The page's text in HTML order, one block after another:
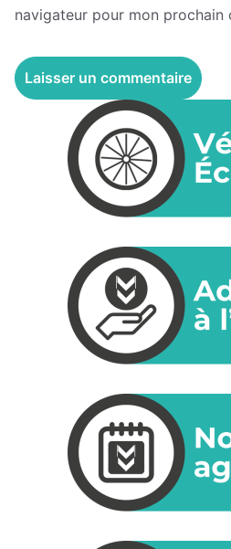
navigateur pour mon prochain